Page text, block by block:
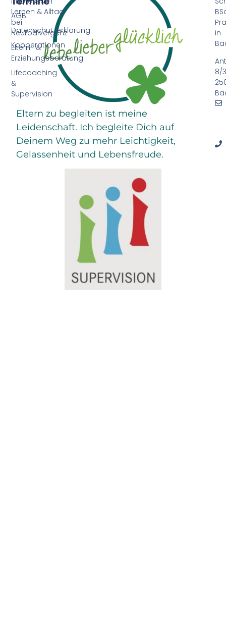
Eltern zu begleiten ist meine
Leidenschaft. Ich begleite Dich auf
Deinem Weg zu mehr Leichtigkeit,
Gelassenheit und Lebensfreude.
Lernen & Alltag
bei
Neurodivergenz
Eltern- &
Erziehungsberatung
Lifecoaching
&
Supervision
AGB
Datenschutzerklärung
Kooperationen
in
8/